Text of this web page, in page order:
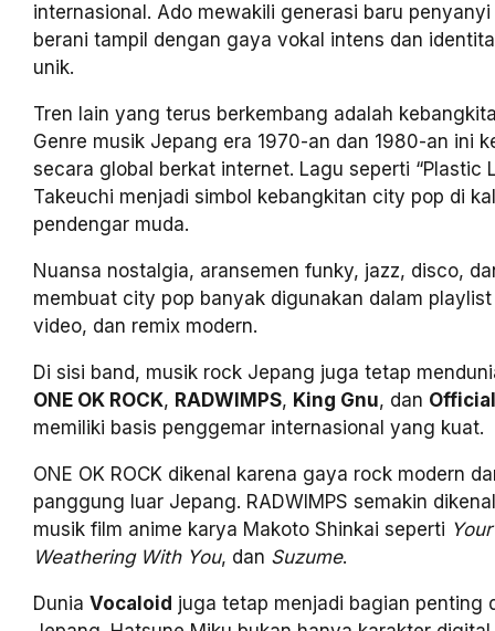
internasional. Ado mewakili generasi baru
berani tampil dengan gaya vokal intens dan
unik.
Tren lain yang terus berkembang adalah
Genre musik Jepang era 1970-an dan 1980-an ini
secara global berkat internet. Lagu seperti “Plastic
Takeuchi menjadi simbol kebangkitan city pop di
pendengar muda.
Nuansa nostalgia, aransemen funky, jazz, disco,
membuat city pop banyak digunakan dalam
video, dan remix modern.
Di sisi band, musik rock Jepang juga tetap
ONE OK ROCK, RADWIMPS, King Gnu, dan
memiliki basis penggemar internasional yang kuat.
ONE OK ROCK dikenal karena gaya rock modern
panggung luar Jepang. RADWIMPS semakin
musik film anime karya Makoto Shinkai seperti
Weathering With You, dan Suzume.
Dunia Vocaloid juga tetap menjadi bagian penting